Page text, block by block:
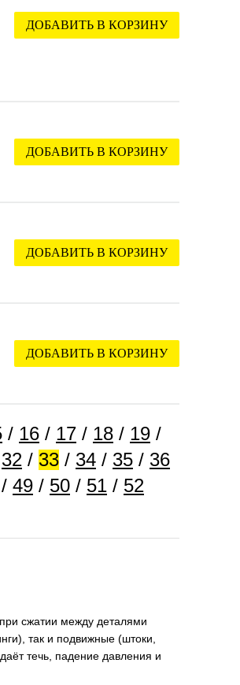
ДОБАВИТЬ В КОРЗИНУ
ДОБАВИТЬ В КОРЗИНУ
ДОБАВИТЬ В КОРЗИНУ
ДОБАВИТЬ В КОРЗИНУ
/ 16 / 17 / 18 / 19 /
32 / 33 / 34 / 35 / 36
/ 49 / 50 / 51 / 52
сжатии между деталями
так и подвижные (штоки,
течь, падение давления и